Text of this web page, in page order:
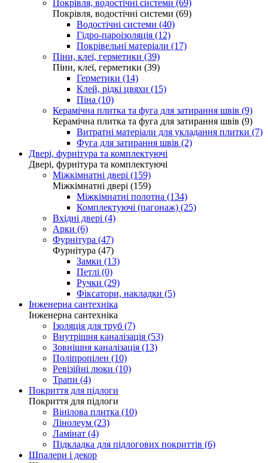
Покрівля, водостічні системи (69)
Покрівля, водостічні системи (69)
Водостічні системи (40)
Гідро-пароізоляція (12)
Покрівельні матеріали (17)
Піни, клеї, герметики (39)
Піни, клеї, герметики (39)
Герметики (14)
Клей, рідкі цвяхи (15)
Піна (10)
Керамічна плитка та фуга для затирання швів (9)
Керамічна плитка та фуга для затирання швів (9)
Витратні матеріали для укладання плитки (7)
Фуга для затирання швів (2)
Двері, фурнітура та комплектуючі
Двері, фурнітура та комплектуючі
Міжкімнатні двері (159)
Міжкімнатні двері (159)
Міжкімнатні полотна (134)
Комплектуючі (пагонаж) (25)
Вхідні двері (4)
Арки (6)
Фурнітура (47)
Фурнітура (47)
Замки (13)
Петлі (0)
Ручки (29)
Фіксатори, накладки (5)
Інженерна сантехніка
Інженерна сантехніка
Ізоляція для труб (7)
Внутрішня каналізація (53)
Зовнішня каналізація (13)
Поліпропілен (10)
Ревізійні люки (10)
Трапи (4)
Покриття для підлоги
Покриття для підлоги
Вінілова плитка (10)
Лінолеум (23)
Ламінат (4)
Підкладка для підлогових покриттів (6)
Шпалери і декор